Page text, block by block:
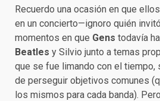
Recuerdo una ocasión en que
en un concierto—ignoro quién
momentos en que Gens todavía
Beatles y Silvio junto a temas
que se fue limando con el tiempo,
de perseguir objetivos comunes
los mismos para cada banda).